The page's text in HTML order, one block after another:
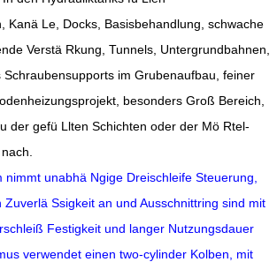
Kanä Le, Docks, Basisbehandlung, schwache
Verstä Rkung, Tunnels, Untergrundbahnen,
Schraubensupports im Grubenaufbau, feiner
besonders Groß Bereich,
der gefü Llten Schichten oder der Mö Rtel-
nimmt unabhä Ngige Dreischleife Steuerung,
Ssigkeit an und Ausschnittring sind mit
Festigkeit und langer Nutzungsdauer
verwendet einen two-cylinder Kolben, mit